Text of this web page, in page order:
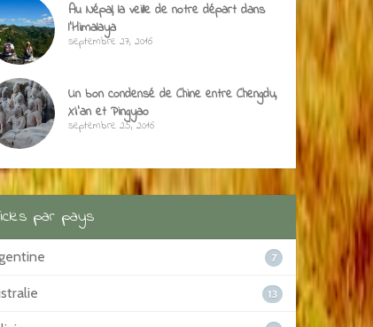
Au Népal, la veille de notre départ dans
l’Himalaya
septembre 27, 2016
Un bon condensé de Chine entre Chengdu,
Xi’an et Pingyao
septembre 25, 2016
par pays
7
13